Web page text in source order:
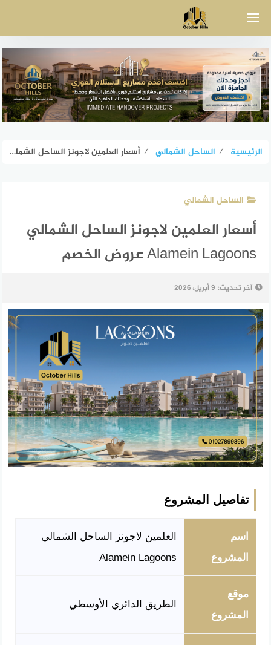
الرئيسية ⁄ الساحل الشمالي ⁄ أسعار العلمين لاجونز الساحل الشمالي Alamein Lagoons عروض الخصم
الساحل الشمالي
أسعار العلمين لاجونز الساحل الشمالي
Alamein Lagoons عروض الخصم
آخر تحديث: 9 أبريل، 2026
تفاصيل المشروع
اسم
المشروع
العلمين لاجونز الساحل الشمالي
Alamein Lagoons
موقع
المشروع
الطريق الدائري الأوسطي